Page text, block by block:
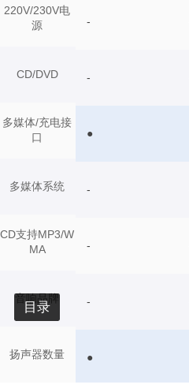
220V/230V电
源
CD/DVD
多媒体/充电接
口
多媒体系统
CD支持MP3/W
MA
音响品牌
扬声器数量
-
-
●
-
-
-
●
目录